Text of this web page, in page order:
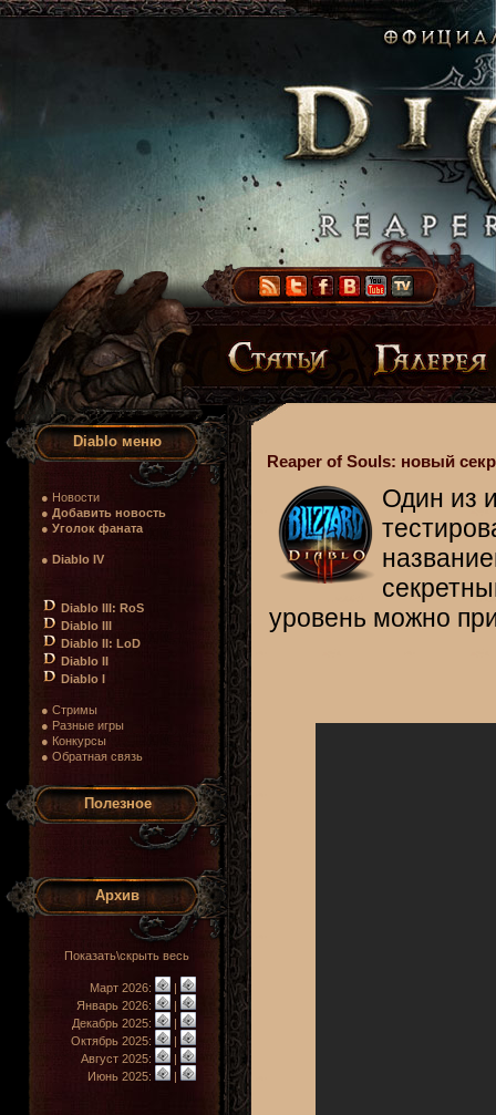
Diablo меню
● Новости
● Добавить новость
● Уголок фаната
● Diablo IV
Diablo III: RoS
Diablo III
Diablo II: LoD
Diablo II
Diablo I
● Стримы
● Разные игры
● Конкурсы
● Обратная связь
Полезное
Архив
Показать\скрыть весь
Март 2026:
|
Январь 2026:
|
Декабрь 2025:
|
Октябрь 2025:
|
Август 2025:
|
Июнь 2025:
|
Reaper of Souls: новый
Один из
уровень можно